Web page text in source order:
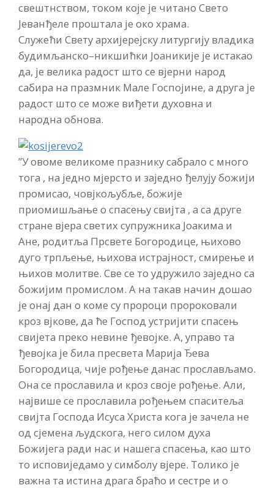
свештнством, током које је читано Свето
Јеванђеле проштала је око храма.
Служећи Свету архијерејску литургију владика
будимљанско–никшићки Јоаникије је истакао
да, је велика радост што се вјерни народ
сабира на празмник Мале Госпојине, а друга је
радост што се може виђети духовна и
народна обнова.
”У овоме великоме празнику сабрало с много
тога , на једно мјерсто и заједно ђелују божији
промисао, човјкољубље, божије
приомишљање о спасењу свијта , а са друге
стране вјера светих супружника Јоакима и
Ане, родитља Прсвете Богородице, њихово
дуго трпљење, њихова истрајност, смирење и
њихов молитве. Све се то удружило заједно са
божијим промислом. А на такав начин дошао
је онај дан о коме су пророци пророковали
кроз вјкове, да ће Господ устријити спасењ
свијета преко невине ђевојке. А, управо та
ђевојка је била пресвета Марија Ђева
Богородица, чије рођење данас прослављамо.
Она се прославила и кроз своје рођење. Али,
највише се прославила рођењем спаситеља
свијта Господа Исуса Христа кога је зачела не
од сјемена људскога, него силом духа
Божијега ради нас и нашега спасења, као што
то исповиједамо у симболу вјере. Толико је
важна та истина драга браћо и сестре и о